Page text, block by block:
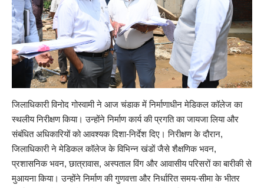
जिलाधिकारी विनोद गोस्वामी ने आज चंडाक में निर्माणाधीन मेडिकल कॉलेज का
स्थलीय निरीक्षण किया। उन्होंने निर्माण कार्य की प्रगति का जायजा लिया और
संबंधित अधिकारियों को आवश्यक दिशा-निर्देश दिए। निरीक्षण के दौरान,
जिलाधिकारी ने मेडिकल कॉलेज के विभिन्न खंडों जैसे शैक्षणिक भवन,
प्रशासनिक भवन, छात्रावास, अस्पताल विंग और आवासीय परिसरों का बारीकी से
मुआयना किया। उन्होंने निर्माण की गुणवत्ता और निर्धारित समय-सीमा के भीतर